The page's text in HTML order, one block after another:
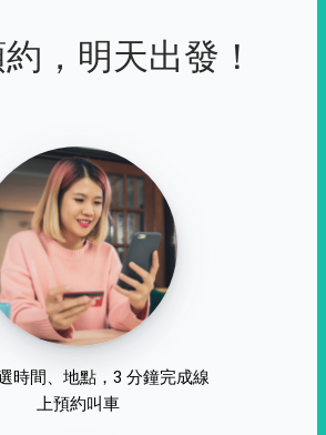
，明天出發！
時間、地點，3 分鐘完成線
上預約叫車